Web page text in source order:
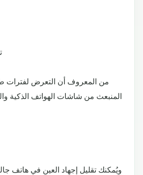
من المعروف أن التعرض لفترات
المنبعث من شاشات الهواتف الذكية